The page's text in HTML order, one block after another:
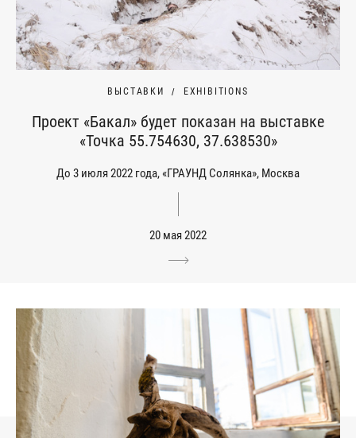
ВЫСТАВКИ EXHIBITIONS
Проект «Бакал» будет показан на выставке
«Точка 55.754630, 37.638530»
До 3 июля 2022 года, «ГРАУНД Солянка», Москва
20 мая 2022